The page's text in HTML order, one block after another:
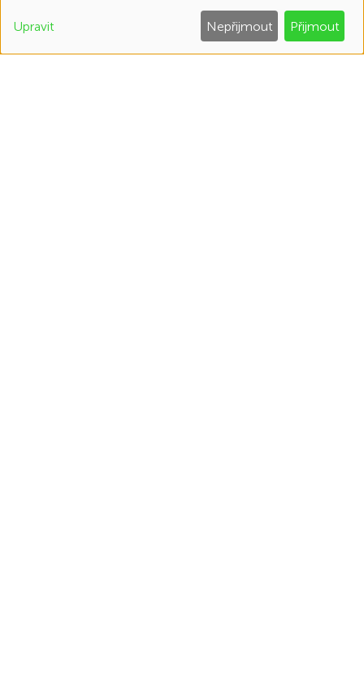
osobních
údajů
Upravit Nepřijmout Přijmout